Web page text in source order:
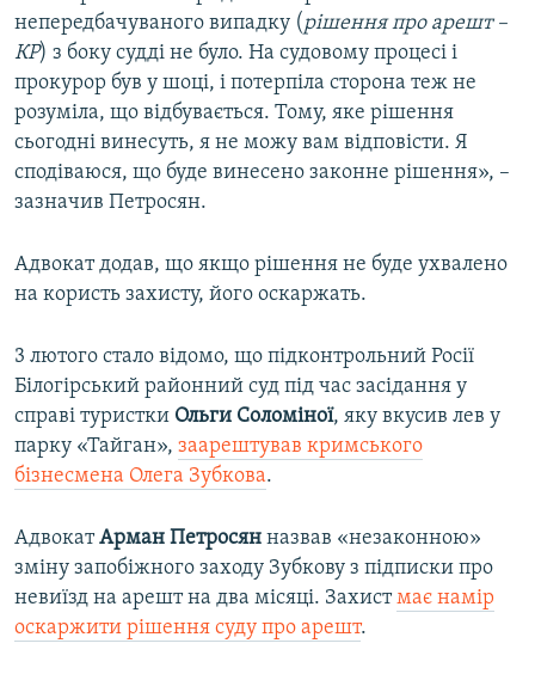
непередбачуваного випадку (рішення про арешт –
КР) з боку судді не було. На судовому процесі і
прокурор був у шоці, і потерпіла сторона теж не
розуміла, що відбувається. Тому, яке рішення
сьогодні винесуть, я не можу вам відповісти. Я
сподіваюся, що буде винесено законне рішення», –
зазначив Петросян.
Адвокат додав, що якщо рішення не буде ухвалено
на користь захисту, його оскаржать.
3 лютого стало відомо, що підконтрольний Росії
Білогірський районний суд під час засідання у
справі туристки Ольги Соломіної, яку вкусив лев у
парку «Тайган», заарештував кримського
бізнесмена Олега Зубкова.
АдвокатАрман Петросян назвав «незаконною»
зміну запобіжного заходу Зубкову з підписки про
невиїзд на арешт на два місяці. Захистмає намір
оскаржити рішення суду про арешт.